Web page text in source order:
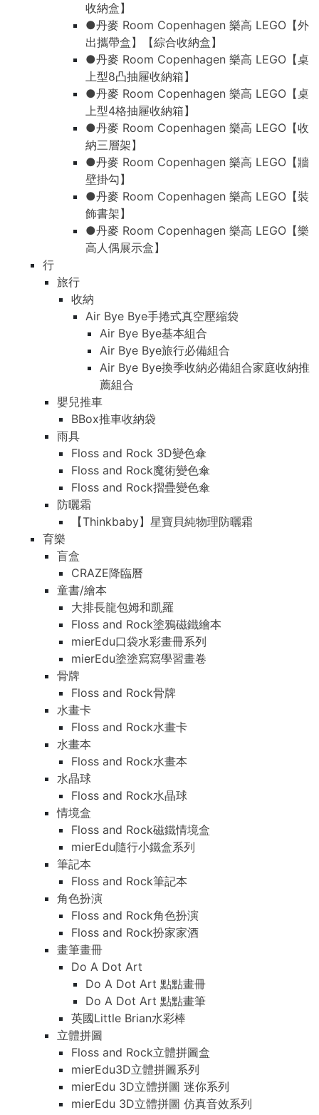
收納盒】
●丹麥 Room Copenhagen 樂高 LEGO【外
出攜帶盒】【綜合收納盒】
●丹麥 Room Copenhagen 樂高 LEGO【桌
上型8凸抽屜收納箱】
●丹麥 Room Copenhagen 樂高 LEGO【桌
上型4格抽屜收納箱】
●丹麥 Room Copenhagen 樂高 LEGO【收
納三層架】
●丹麥 Room Copenhagen 樂高 LEGO【牆
壁掛勾】
●丹麥 Room Copenhagen 樂高 LEGO【裝
飾書架】
●丹麥 Room Copenhagen 樂高 LEGO【樂
高人偶展示盒】
行
旅行
收納
Air Bye Bye手捲式真空壓縮袋
Air Bye Bye基本組合
Air Bye Bye旅行必備組合
Air Bye Bye換季收納必備組合家庭收納推
薦組合
嬰兒推車
BBox推車收納袋
雨具
Floss and Rock 3D變色傘
Floss and Rock魔術變色傘
Floss and Rock摺疊變色傘
防曬霜
【Thinkbaby】星寶貝純物理防曬霜
育樂
盲盒
CRAZE降臨曆
童書/繪本
大排長龍包姆和凱羅
Floss and Rock塗鴉磁鐵繪本
mierEdu口袋水彩畫冊系列
mierEdu塗塗寫寫學習畫卷
骨牌
Floss and Rock骨牌
水畫卡
Floss and Rock水畫卡
水畫本
Floss and Rock水畫本
水晶球
Floss and Rock水晶球
情境盒
Floss and Rock磁鐵情境盒
mierEdu隨行小鐵盒系列
筆記本
Floss and Rock筆記本
角色扮演
Floss and Rock角色扮演
Floss and Rock扮家家酒
畫筆畫冊
Do A Dot Art
Do A Dot Art 點點畫冊
Do A Dot Art 點點畫筆
英國Little Brian水彩棒
立體拼圖
Floss and Rock立體拼圖盒
mierEdu3D立體拼圖系列
mierEdu 3D立體拼圖 迷你系列
mierEdu 3D立體拼圖 仿真音效系列